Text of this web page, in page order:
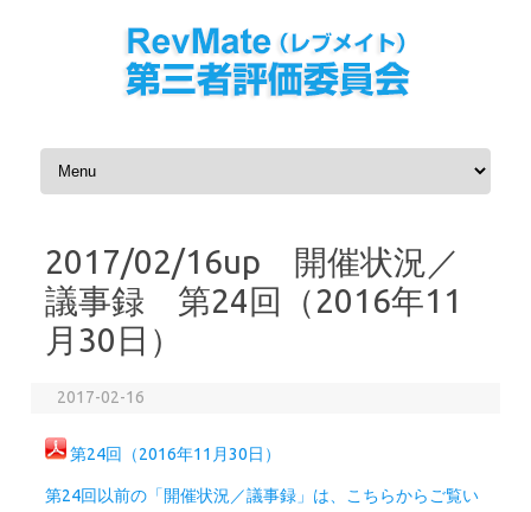
コンテンツへスキップ
2017/02/16up 開催状況／
議事録 第24回（2016年11
月30日）
2017-02-16
第24回（2016年11月30日）
第24回以前の「開催状況／議事録」は、こちらからご覧い